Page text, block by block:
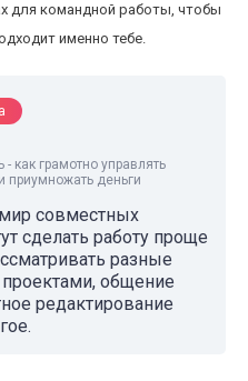
для командной работы, чтобы
именно тебе.
как грамотно управлять
приумножать деньги
совместных
сделать работу проще
разные
общение
редактирование